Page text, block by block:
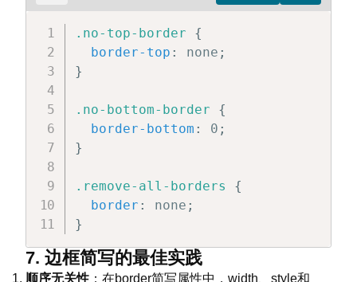
.no-top-border
{
border-top : none ;
}
.no-bottom-border
{
border-bottom : 0 ;
}
.remove-all-borders
{
border : none ;
}
7. 边框简写的最佳实践
顺序无关性 ：在border简写属性中，width、style和